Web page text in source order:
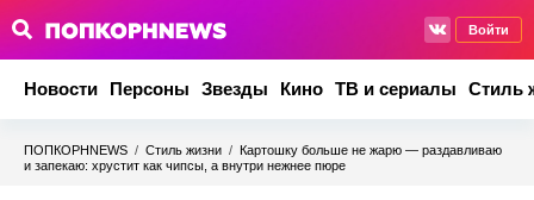
Войти
Новости Персоны Звезды Кино ТВ и сериалы Стиль
ПОПКОРНNEWS / Стиль жизни / Картошку больше не жарю — раздавливаю
и запекаю: хрустит как чипсы, а внутри нежнее пюре